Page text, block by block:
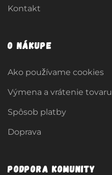
Kontakt
O nákupe
Ako používame cookies
Výmena a vrátenie tovaru
Spôsob platby
Doprava
Podpora komunity